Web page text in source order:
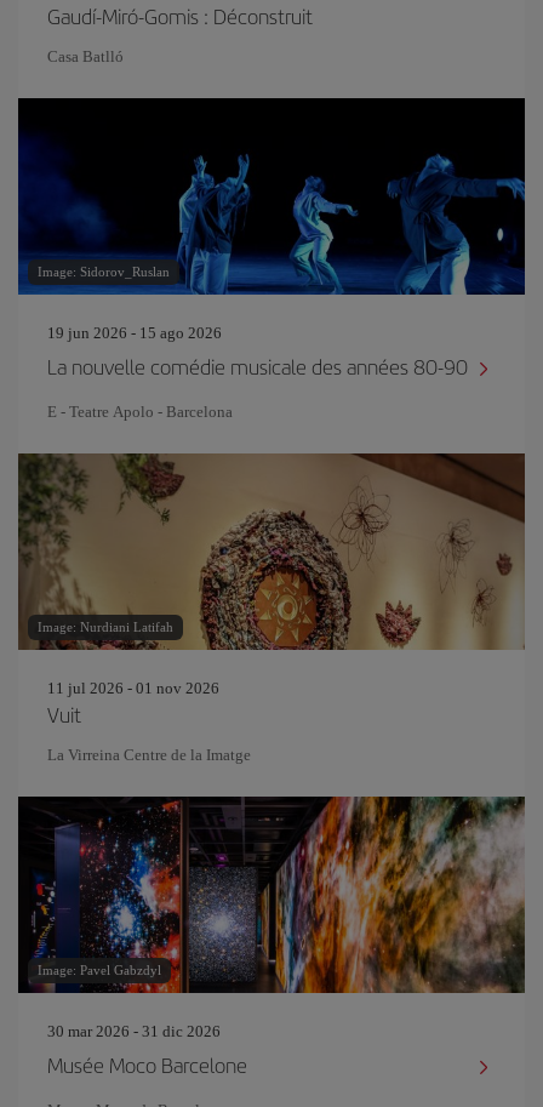
Gaudí-Miró-Gomis : Déconstruit
Casa Batlló
Image: Sidorov_Ruslan
19 jun 2026 - 15 ago 2026
La nouvelle comédie musicale des années 80-90
E - Teatre Apolo - Barcelona
Image: Nurdiani Latifah
11 jul 2026 - 01 nov 2026
Vuit
La Virreina Centre de la Imatge
Image: Pavel Gabzdyl
30 mar 2026 - 31 dic 2026
Musée Moco Barcelone